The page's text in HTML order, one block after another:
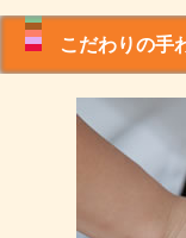
こだわりの手